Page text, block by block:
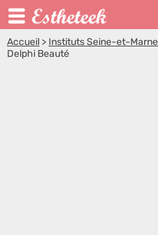
Accueil > Instituts Seine-et-Marne
Delphi Beauté